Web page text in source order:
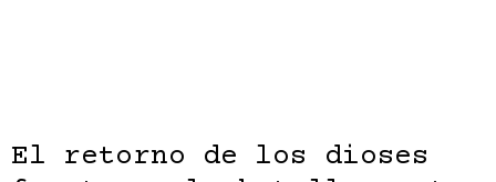
El retorno de los dioses